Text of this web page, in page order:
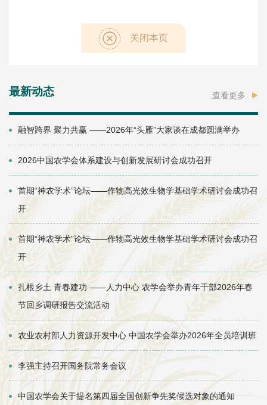
关闭本页
查看更多
最新动态
融智跨界 聚力共赢 ——2026年“头雁”大家谈在成都圆满举办
2026中国农学会体系建设与创新发展研讨会成功召开
首期“神农学术”论坛——作物高光效生物学基础学术研讨会成功召
开
首期“神农学术”论坛——作物高光效生物学基础学术研讨会成功召
开
扎根乡土 青春建功 ——人力中心 农学会举办青年干部2026年春
节回乡调研报告交流活动
农业农村部人力资源开发中心 中国农学会举办2026年全员培训班
李强主持召开国务院常务会议
中国农学会关于提名第四届全国创新争先奖候选对象的通知